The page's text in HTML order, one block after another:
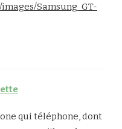
Samsung_GT-
qui téléphone, dont